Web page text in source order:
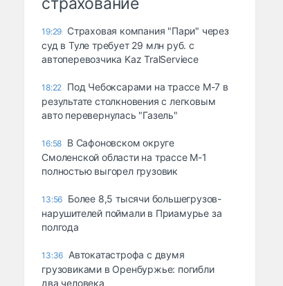
19:29 Страховая компания "Пари" через
суд в Туле требует 29 млн руб. с
автоперевозчика Kaz TralServiece
18:22 Под Чебоксарами на трассе М-7 в
результате столкновения с легковым
авто перевернулась "Газель"
16:58 В Сафоновском округе
Смоленской области на трассе М-1
полностью выгорел грузовик
13:56 Более 8,5 тысячи большегрузов-
нарушителей поймали в Приамурье за
полгода
13:36 Автокатастрофа с двумя
грузовиками в Оренбуржье: погибли
два человека